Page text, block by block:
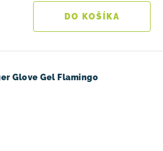
DO KOŠÍKA
Glove Gel Flamingo